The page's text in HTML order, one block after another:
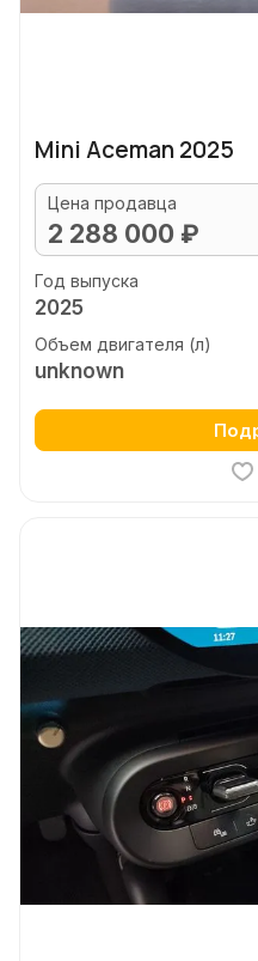
Mini Aceman 2025
Цена продавца
2 288 000 ₽
Год выпуска
2025
Объем двигателя (л)
unknown